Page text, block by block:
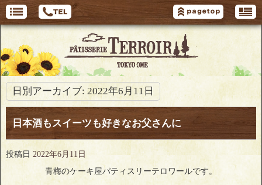
日別アーカイブ: 2022年6月11日
日本酒もスイーツも好きなお父さんに
投稿日 2022年6月11日
青梅のケーキ屋パティスリーテロワールです。